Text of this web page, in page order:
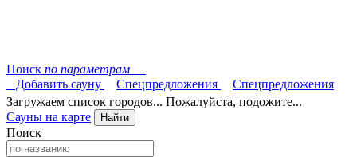
Поиск по параметрам
Добавить сауну
Спецпредложения
Спецпредложения
Загружаем список городов... Пожалуйста, подожите...
Сауны на карте
Найти
Поиск